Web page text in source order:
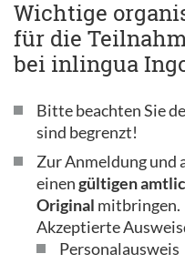
Wichtige
für die
bei inlingua
Bitte beachten Sie
sind begrenzt!
Zur Anmeldung und
einengültigen
Original mitbringen.
Akzeptierte
Personalausweis